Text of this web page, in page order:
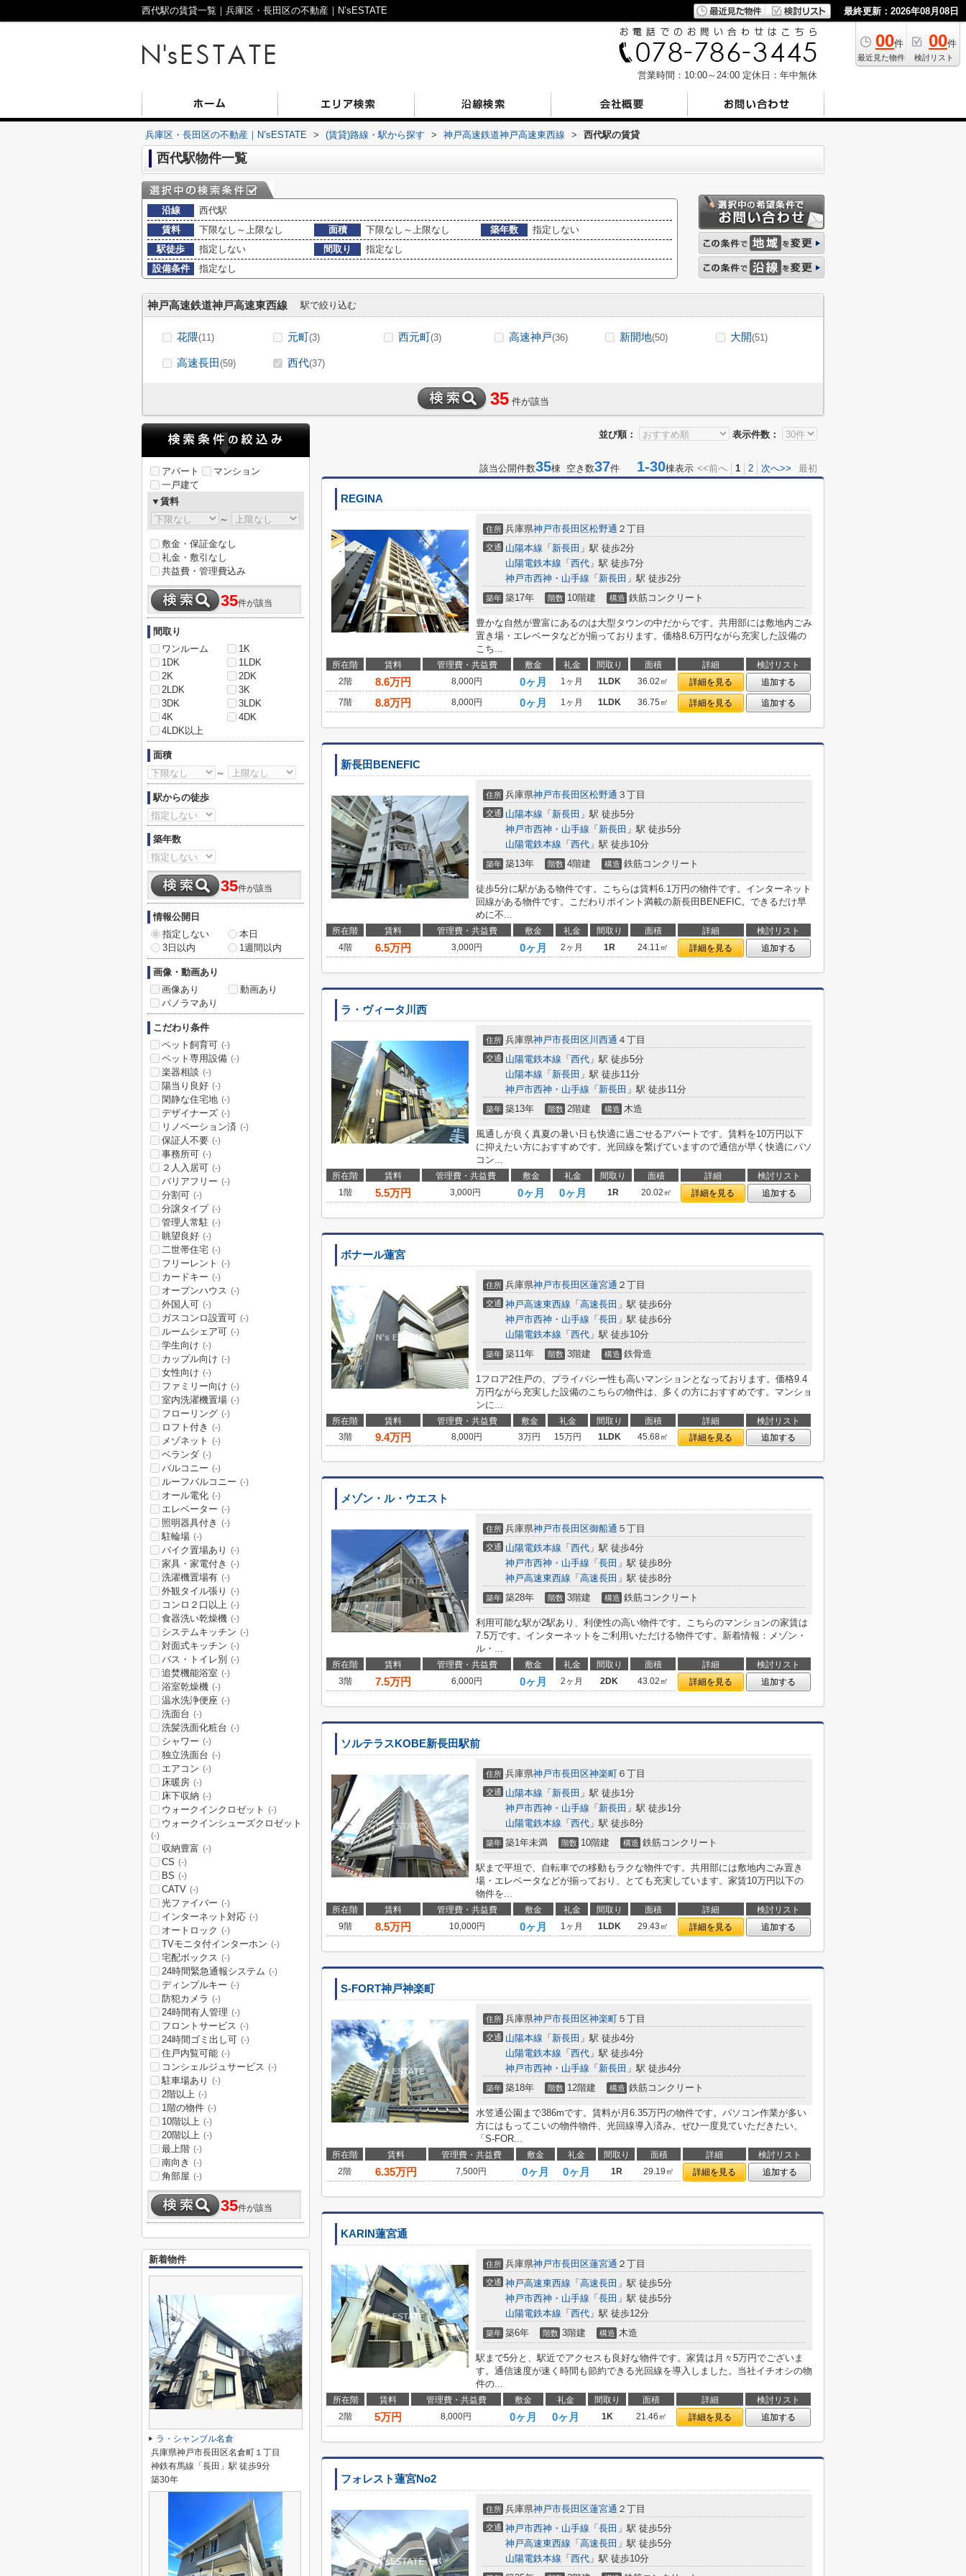
西代駅の賃貸一覧｜兵庫区・長田区の不動産｜N’sESTATE 最終更新：2026年08月08日
00件
最近見た物件
00件
検討リスト
営業時間：10:00～24:00 定休日：年中無休
兵庫区・長田区の不動産｜N’sESTATE > (賃貸)路線・駅から探す > 神戸高速鉄道神戸高速東西線 > 西代駅の賃貸
西代駅物件一覧
沿線
西代駅
賃料
下限なし～上限なし 面積 下限なし～上限なし 築年数
指定しない
駅徒歩
指定しない 間取り
指定なし
設備条件
指定なし
神戸高速鉄道神戸高速東西線 駅で絞り込む
花隈(11) 元町(3) 西元町(3) 高速神戸(36) 新開地(50) 大開(51)
高速長田(59) 西代(37)
35 件が該当
並び順： 表示件数：
該当公開件数35棟 空き数37件 1-30棟表示 <<前へ 1 2 次へ>> 最初
REGINA
住所 兵庫県神戸市長田区松野通 ２丁目
交通 山陽本線 「 新長田 」駅 徒歩2分
山陽電鉄本線 「 西代 」駅 徒歩7分
神戸市西神・山手線 「 新長田 」駅 徒歩2分
築年 築17年 階数 10階建 構造 鉄筋コンクリート
豊かな自然が豊富にあるのは大型タウンの中だからです。共用部には敷地内ごみ
置き場・エレベータなどが揃っております。価格8.6万円ながら充実した設備の
こち...
所在階 賃料 管理費・共益費 敷金 礼金 間取り 面積 詳細
検討リスト
2階
8.6万円 8,000円 0ヶ月 1ヶ月 1LDK 36.02㎡ 詳細を見る
追加する
7階
8.8万円 8,000円 0ヶ月 1ヶ月 1LDK 36.75㎡ 詳細を見る 追加する
新長田BENEFIC
住所 兵庫県神戸市長田区松野通 ３丁目
交通 山陽本線 「 新長田 」駅 徒歩5分
神戸市西神・山手線 「 新長田 」駅 徒歩5分
山陽電鉄本線 「 西代 」駅 徒歩10分
築年 築13年 階数 4階建 構造 鉄筋コンクリート
徒歩5分に駅がある物件です。こちらは賃料6.1万円の物件です。インターネット
回線がある物件です。こだわりポイント満載の新長田BENEFIC。できるだけ早
めに不...
所在階 賃料 管理費・共益費 敷金 礼金 間取り 面積 詳細
検討リスト
4階
6.5万円 3,000円 0ヶ月 2ヶ月 1R 24.11㎡ 詳細を見る 追加する
ラ・ヴィータ川西
住所 兵庫県神戸市長田区川西通 ４丁目
交通 山陽電鉄本線 「 西代 」駅 徒歩5分
山陽本線 「 新長田 」駅 徒歩11分
神戸市西神・山手線 「 新長田 」駅 徒歩11分
築年 築13年 階数 2階建 構造 木造
風通しが良く真夏の暑い日も快適に過ごせるアパートです。賃料を10万円以下
に抑えたい方におすすめです。光回線を繋げていますので通信が早く快適にパソ
コン...
所在階 賃料 管理費・共益費 敷金 礼金 間取り 面積 詳細
検討リスト
1階
5.5万円 3,000円 0ヶ月 0ヶ月 1R 20.02㎡ 詳細を見る 追加する
ボナール蓮宮
住所 兵庫県神戸市長田区蓮宮通 ２丁目
交通 神戸高速東西線 「 高速長田 」駅 徒歩6分
神戸市西神・山手線 「 長田 」駅 徒歩6分
山陽電鉄本線 「 西代 」駅 徒歩10分
築年 築11年 階数 3階建 構造 鉄骨造
1フロア2住戸の、プライバシー性も高いマンションとなっております。価格9.4
万円ながら充実した設備のこちらの物件は、多くの方におすすめです。マンショ
ンに...
所在階 賃料 管理費・共益費 敷金 礼金 間取り 面積 詳細
検討リスト
3階
9.4万円 8,000円 3万円 15万円 1LDK 45.68㎡ 詳細を見る 追加する
メゾン・ル・ウエスト
住所 兵庫県神戸市長田区御船通 ５丁目
交通 山陽電鉄本線 「 西代 」駅 徒歩4分
神戸市西神・山手線 「 長田 」駅 徒歩8分
神戸高速東西線 「 高速長田 」駅 徒歩8分
築年 築28年 階数 3階建 構造 鉄筋コンクリート
利用可能な駅が2駅あり、利便性の高い物件です。こちらのマンションの家賃は
7.5万です。インターネットをご利用いただける物件です。新着情報：メゾン・
ル・...
所在階 賃料 管理費・共益費 敷金 礼金 間取り 面積 詳細
検討リスト
3階
7.5万円 6,000円 0ヶ月 2ヶ月 2DK 43.02㎡ 詳細を見る 追加する
ソルテラスKOBE新長田駅前
住所 兵庫県神戸市長田区神楽町 ６丁目
交通 山陽本線 「 新長田 」駅 徒歩1分
神戸市西神・山手線 「 新長田 」駅 徒歩1分
山陽電鉄本線 「 西代 」駅 徒歩8分
築年 築1年未満 階数 10階建 構造 鉄筋コンクリート
駅まで平坦で、自転車での移動もラクな物件です。共用部には敷地内ごみ置き
場・エレベータなどが揃っており、とても充実しています。家賃10万円以下の
物件を...
所在階 賃料 管理費・共益費 敷金 礼金 間取り 面積 詳細
検討リスト
9階
8.5万円 10,000円 0ヶ月 1ヶ月 1LDK 29.43㎡ 詳細を見る 追加する
S-FORT神戸神楽町
住所 兵庫県神戸市長田区神楽町 ５丁目
交通 山陽本線 「 新長田 」駅 徒歩4分
山陽電鉄本線 「 西代 」駅 徒歩4分
神戸市西神・山手線 「 新長田 」駅 徒歩4分
築年 築18年 階数 12階建 構造 鉄筋コンクリート
水笠通公園まで386mです。賃料が月6.35万円の物件です。パソコン作業が多い
方にはもってこいの物件物件、光回線導入済み。ぜひ一度見ていただきたい、
「S-FOR...
所在階 賃料 管理費・共益費 敷金 礼金 間取り 面積 詳細
検討リスト
2階
6.35万円 7,500円 0ヶ月 0ヶ月 1R 29.19㎡ 詳細を見る 追加する
KARIN蓮宮通
住所 兵庫県神戸市長田区蓮宮通 ２丁目
交通 神戸高速東西線 「 高速長田 」駅 徒歩5分
神戸市西神・山手線 「 長田 」駅 徒歩5分
山陽電鉄本線 「 西代 」駅 徒歩12分
築年 築6年 階数 3階建 構造 木造
駅まで5分と、駅近でアクセスも良好な物件です。家賃は月々5万円でございま
す。通信速度が速く時間も節約できる光回線を導入しました。当社イチオシの物
件の...
所在階 賃料 管理費・共益費 敷金 礼金 間取り 面積 詳細
検討リスト
2階
5万円 8,000円 0ヶ月 0ヶ月 1K 21.46㎡ 詳細を見る 追加する
フォレスト蓮宮No2
住所 兵庫県神戸市長田区蓮宮通 ２丁目
交通 神戸市西神・山手線 「 長田 」駅 徒歩5分
神戸高速東西線 「 高速長田 」駅 徒歩5分
山陽電鉄本線 「 西代 」駅 徒歩10分
アパート
マンション
一戸建て
▼賃料
～
敷金・保証金なし
礼金・敷引なし
共益費・管理費込み
35件が該当
間取り
ワンルーム
1K
1DK
1LDK
2K
2DK
2LDK
3K
3DK
3LDK
4K
4DK
4LDK以上
面積
～
駅からの徒歩
築年数
35件が該当
情報公開日
指定しない
本日
3日以内
1週間以内
画像・動画あり
画像あり
動画あり
パノラマあり
こだわり条件
ペット飼育可 (-)
ペット専用設備 (-)
楽器相談 (-)
陽当り良好 (-)
閑静な住宅地 (-)
デザイナーズ (-)
リノベーション済 (-)
保証人不要 (-)
事務所可 (-)
２人入居可 (-)
バリアフリー (-)
分割可 (-)
分譲タイプ (-)
管理人常駐 (-)
眺望良好 (-)
二世帯住宅 (-)
フリーレント (-)
カードキー (-)
オープンハウス (-)
外国人可 (-)
ガスコンロ設置可 (-)
ルームシェア可 (-)
学生向け (-)
カップル向け (-)
女性向け (-)
ファミリー向け (-)
室内洗濯機置場 (-)
フローリング (-)
ロフト付き (-)
メゾネット (-)
ベランダ (-)
バルコニー (-)
ルーフバルコニー (-)
オール電化 (-)
エレベーター (-)
照明器具付き (-)
駐輪場 (-)
バイク置場あり (-)
家具・家電付き (-)
洗濯機置場有 (-)
外観タイル張り (-)
コンロ２口以上 (-)
食器洗い乾燥機 (-)
システムキッチン (-)
対面式キッチン (-)
バス・トイレ別 (-)
追焚機能浴室 (-)
浴室乾燥機 (-)
温水洗浄便座 (-)
洗面台 (-)
洗髪洗面化粧台 (-)
シャワー (-)
独立洗面台 (-)
エアコン (-)
床暖房 (-)
床下収納 (-)
ウォークインクロゼット (-)
ウォークインシューズクロゼット
(-)
収納豊富 (-)
CS (-)
BS (-)
CATV (-)
光ファイバー (-)
インターネット対応 (-)
オートロック (-)
TVモニタ付インターホン (-)
宅配ボックス (-)
24時間緊急通報システム (-)
ディンプルキー (-)
防犯カメラ (-)
24時間有人管理 (-)
フロントサービス (-)
24時間ゴミ出し可 (-)
住戸内覧可能 (-)
コンシェルジュサービス (-)
駐車場あり (-)
2階以上 (-)
1階の物件 (-)
10階以上 (-)
20階以上 (-)
最上階 (-)
南向き (-)
角部屋 (-)
35件が該当
新着物件
ラ・シャンブル名倉
兵庫県神戸市長田区名倉町１丁目
神鉄有馬線「長田」駅 徒歩9分
築30年